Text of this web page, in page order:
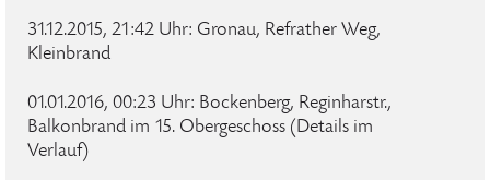
31.12.2015, 21:42 Uhr: Gronau, Refrather Weg,
Kleinbrand
01.01.2016, 00:23 Uhr: Bockenberg, Reginharstr.,
Balkonbrand im 15. Obergeschoss (Details im
Verlauf)